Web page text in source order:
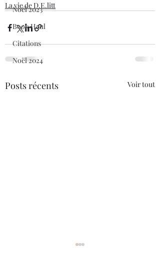
Noël 2023
Book Haul
Citations
Noël 2024
La vie de D.E.litt
Posts récents Voir tout